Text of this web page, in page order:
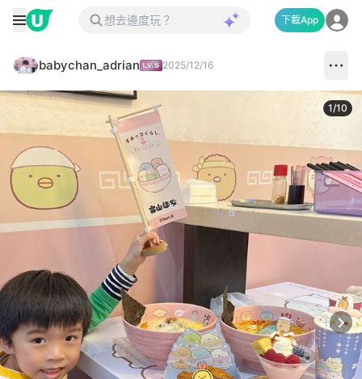
下載App
babychan_adrian 2025/12/16
1/10